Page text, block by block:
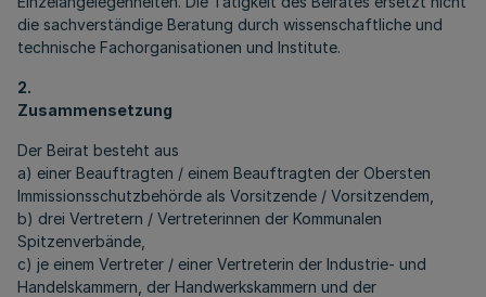
die sachverständige Beratung durch wissenschaftliche und
technische Fachorganisationen und Institute.
2.
Zusammensetzung
Der Beirat besteht aus
a) einer Beauftragten / einem Beauftragten der Obersten
Immissionsschutzbehörde als Vorsitzende / Vorsitzendem,
b) drei Vertretern / Vertreterinnen der Kommunalen
Spitzenverbände,
c) je einem Vertreter / einer Vertreterin der Industrie- und
Handelskammern, der Handwerkskammern und der